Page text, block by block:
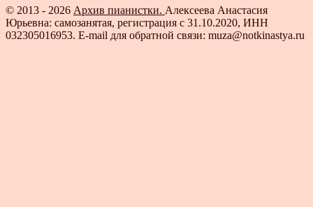
© 2013 - 2026 Архив пианистки. Алексеева Анастасия
Юрьевна: самозанятая, регистрация с 31.10.2020, ИНН
032305016953. E-mail для обратной связи: muza@notkinastya.ru